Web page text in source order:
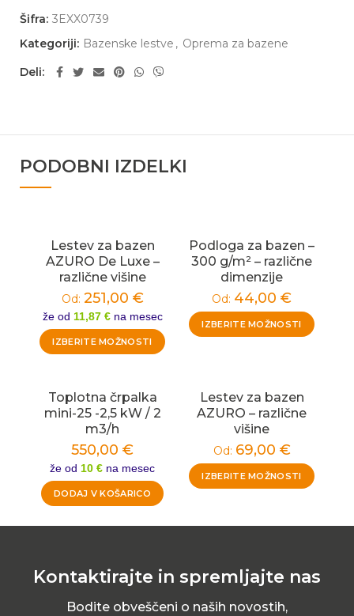
Šifra: 3EXX0739
Kategoriji: Bazenske lestve , Oprema za bazene
Deli
PODOBNI IZDELKI
Lestev za bazen
AZURO De Luxe –
različne višine
Od: 251,00 €
že od 11,87 €na mesec
IZBERITE MOŽNOSTI
Podloga za bazen –
300 g/m² – različne
dimenzije
Od: 44,00 €
IZBERITE MOŽNOSTI
Toplotna črpalka
mini-25 -2,5 kW / 2
m3/h
550,00 €
že od 10 € na mesec
DODAJ V KOŠARICO
Lestev za bazen
AZURO – različne
višine
Od: 69,00 €
IZBERITE MOŽNOSTI
Kontaktirajte in spremljajte nas
Bodite obveščeni o naših novostih,